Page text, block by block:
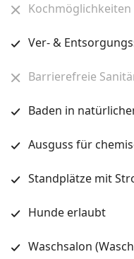
Kochmöglichkeiten
Ver- &
Barrierefreie
Baden in
Ausguss für
Standplätze mit
Hunde erlaubt
Waschsalon